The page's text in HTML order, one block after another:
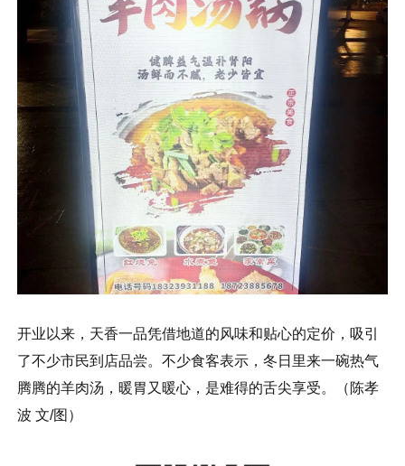
开业以来，天香一品凭借地道的风味和贴心的定价，吸引
了不少市民到店品尝。不少食客表示，冬日里来一碗热气
腾腾的羊肉汤，暖胃又暖心，是难得的舌尖享受。（陈孝
波 文/图）